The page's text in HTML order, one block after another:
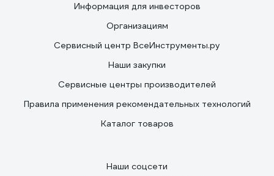
Информация для инвесторов
Организациям
Сервисный центр ВсеИнструменты.ру
Наши закупки
Сервисные центры производителей
Правила применения рекомендательных технологий
Каталог товаров
Наши соцсети